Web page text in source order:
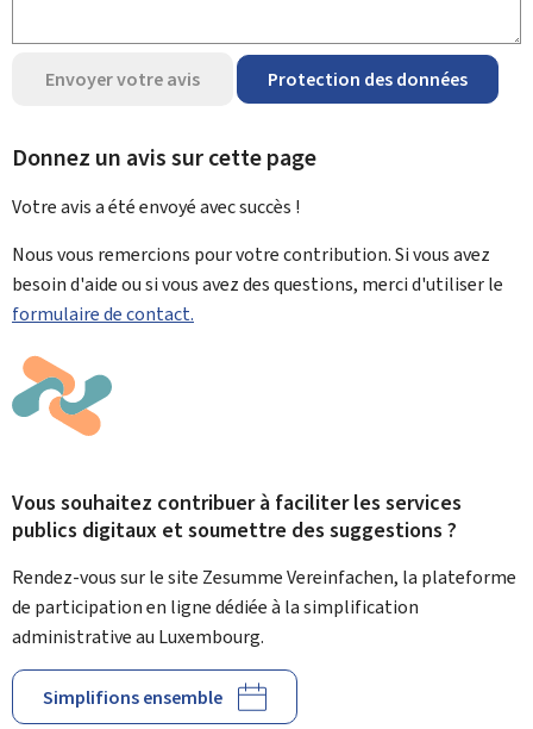
Envoyer votre avis Protection des données
Donnez un avis sur cette page
Votre avis a été envoyé avecsuccès !
Nous vous remercions pour votre contribution. Si vous avez
besoin d'aide ou si vous avez des questions, merci d'utiliser le
formulaire de contact.
Vous souhaitez contribuer à faciliter les services
publics digitaux et soumettre des suggestions ?
Rendez-vous sur le site Zesumme Vereinfachen, la plateforme
de participation en ligne dédiée à la simplification
administrative au Luxembourg.
Simplifions ensemble